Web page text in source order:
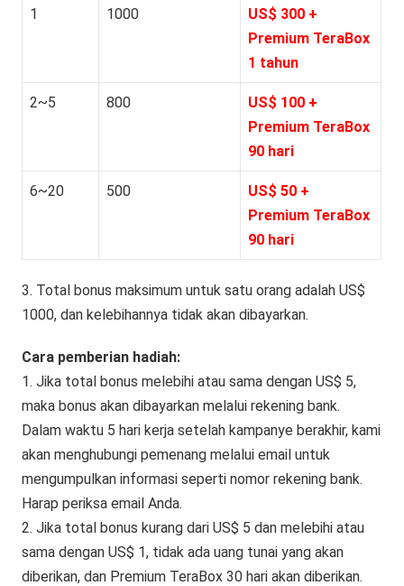
1 1000
US$ 300 +
Premium TeraBox
1 tahun
2~5 800
US$ 100 +
Premium TeraBox
90 hari
6~20 500
US$ 50 +
Premium TeraBox
90 hari
3. Total bonus maksimum untuk satu orang adalah US$
1000, dan kelebihannya tidak akan dibayarkan.
Cara pemberian hadiah:
1. Jika total bonus melebihi atau sama dengan US$ 5,
maka bonus akan dibayarkan melalui rekening bank.
Dalam waktu 5 hari kerja setelah kampanye berakhir, kami
akan menghubungi pemenang melalui email untuk
mengumpulkan informasi seperti nomor rekening bank.
Harap periksa email Anda.
2. Jika total bonus kurang dari US$ 5 dan melebihi atau
sama dengan US$ 1, tidak ada uang tunai yang akan
diberikan, dan Premium TeraBox 30 hari akan diberikan.